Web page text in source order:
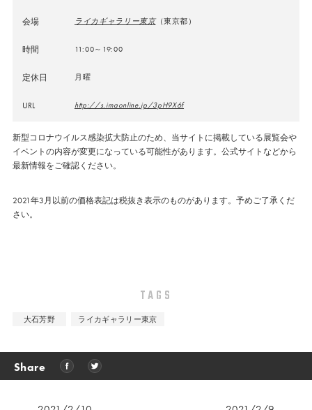
会場 ライカギャラリー東京（東京都）
時間 11:00～19:00
定休日 月曜
URL http://s.imaonline.jp/3pH9X6f
新型コロナウイルス感染拡大防止のため、当サイトに掲載している展覧会や
イベントの内容が変更になっている可能性があります。公式サイトなどから
最新情報をご確認ください。
2021年3月以前の価格表記は税抜き表示のものがあります。予めご了承くだ
さい。
TAGS
大石芳野 ライカギャラリー東京
Share